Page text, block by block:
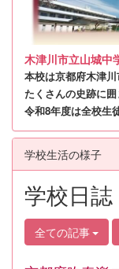
木津川市立山城中
本校は京都府木津川
たくさんの史跡に囲
令和8年度は全校生
学校生活の様子
学校日誌
全ての記事